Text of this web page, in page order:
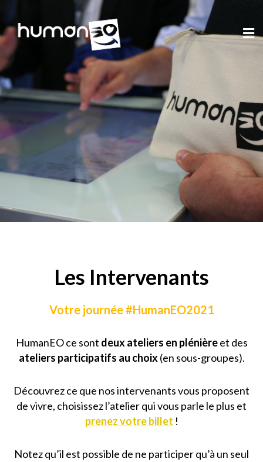
Les Intervenants
Votre journée #HumanEO2021
HumanEO ce sont deux ateliers en plénièreet des
ateliers participatifs au choix(en sous-groupes).
Découvrez ce que nos intervenants vous proposent
de vivre, choisissez l’atelier qui vous parle le plus et
prenez votre billet !
Notez qu’il est possible de ne participer qu’à un seul